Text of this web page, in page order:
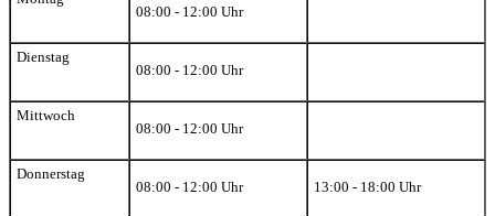
08:00 - 12:00 Uhr
Dienstag
08:00 - 12:00 Uhr
Mittwoch
08:00 - 12:00 Uhr
Donnerstag
08:00 - 12:00 Uhr
13:00 - 18:00 Uhr